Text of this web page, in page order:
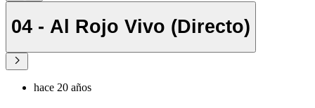
04 - Al Rojo Vivo (Directo)
hace 20 años